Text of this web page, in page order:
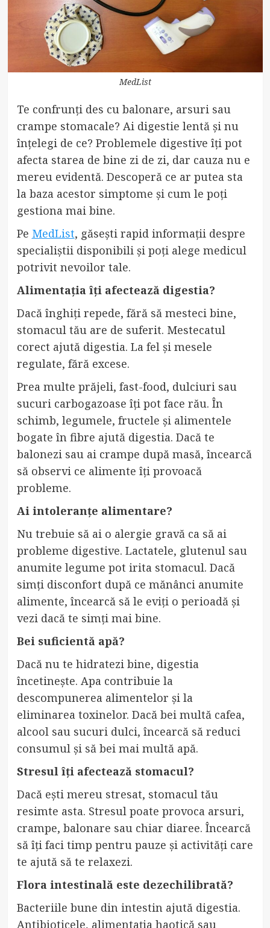
MedList
Te confrunți des cu balonare, arsuri sau
crampe stomacale? Ai digestie lentă și nu
înțelegi de ce? Problemele digestive îți pot
afecta starea de bine zi de zi, dar cauza nu e
mereu evidentă. Descoperă ce ar putea sta
la baza acestor simptome și cum le poți
gestiona mai bine.
Pe MedList, găsești rapid informații despre
specialiștii disponibili și poți alege medicul
potrivit nevoilor tale.
Alimentația îți afectează digestia?
Dacă înghiți repede, fără să mesteci bine,
stomacul tău are de suferit. Mestecatul
corect ajută digestia. La fel și mesele
regulate, fără excese.
Prea multe prăjeli, fast-food, dulciuri sau
sucuri carbogazoase îți pot face rău. În
schimb, legumele, fructele și alimentele
bogate în fibre ajută digestia. Dacă te
balonezi sau ai crampe după masă, încearcă
să observi ce alimente îți provoacă
probleme.
Ai intoleranțe alimentare?
Nu trebuie să ai o alergie gravă ca să ai
probleme digestive. Lactatele, glutenul sau
anumite legume pot irita stomacul. Dacă
simți disconfort după ce mănânci anumite
alimente, încearcă să le eviți o perioadă și
vezi dacă te simți mai bine.
Bei suficientă apă?
Dacă nu te hidratezi bine, digestia
încetinește. Apa contribuie la
descompunerea alimentelor și la
eliminarea toxinelor. Dacă bei multă cafea,
alcool sau sucuri dulci, încearcă să reduci
consumul și să bei mai multă apă.
Stresul îți afectează stomacul?
Dacă ești mereu stresat, stomacul tău
resimte asta. Stresul poate provoca arsuri,
crampe, balonare sau chiar diaree. Încearcă
să îți faci timp pentru pauze și activități care
te ajută să te relaxezi.
Flora intestinală este dezechilibrată?
Bacteriile bune din intestin ajută digestia.
Antibioticele, alimentația haotică sau